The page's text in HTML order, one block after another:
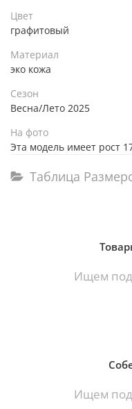
Цвет
графитовый
Материал
эко кожа
Сезон
Весна/Лето 2025
На фото
Эта модель имеет рост
Таблица
Ищем
Ищем